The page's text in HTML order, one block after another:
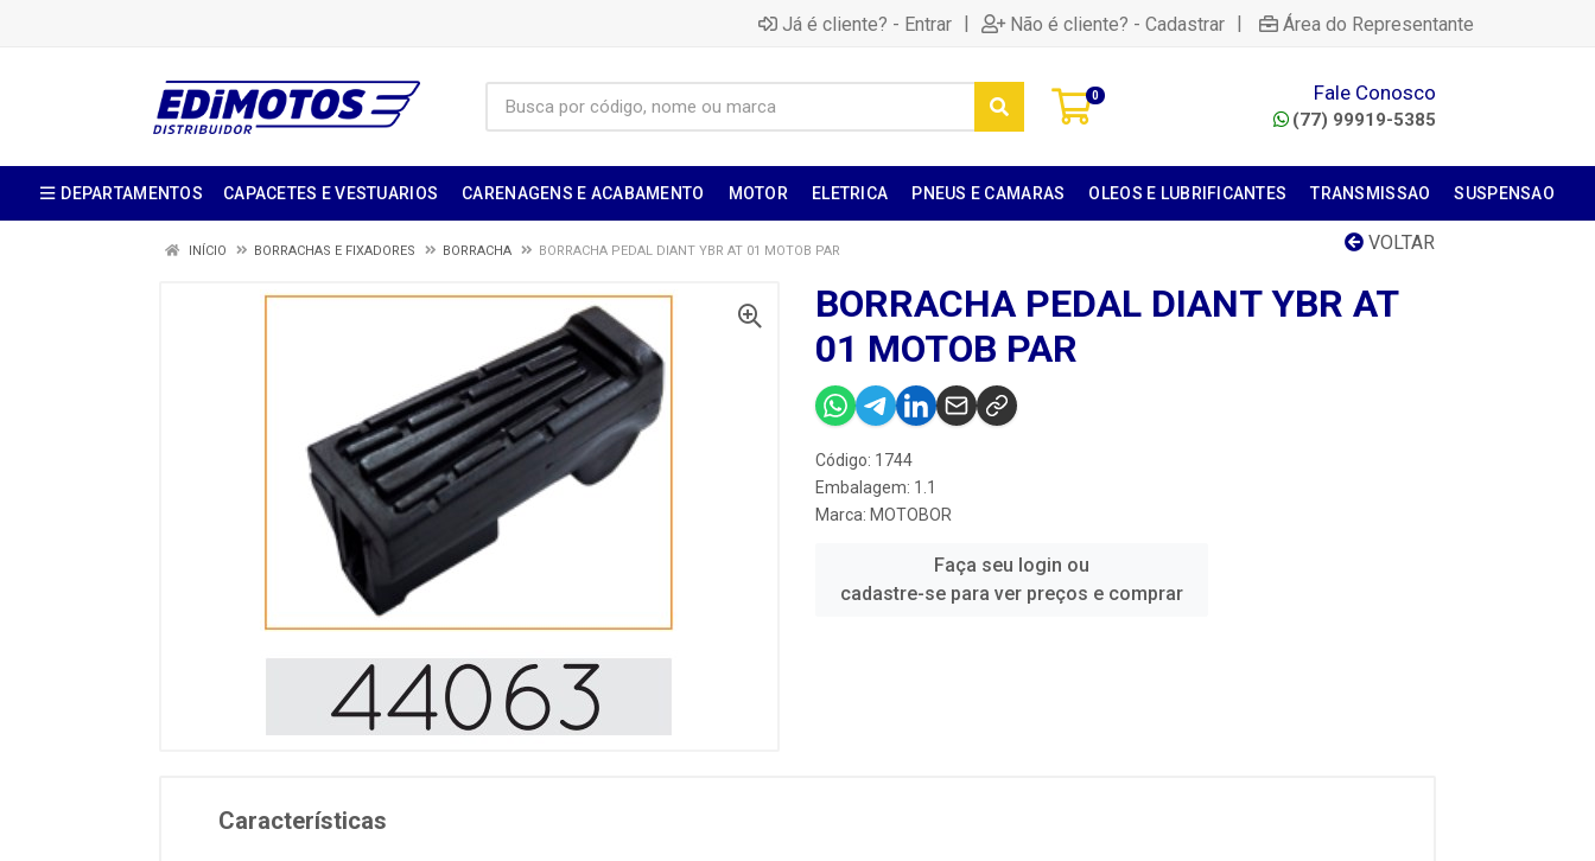
Já é cliente? - Entrar | Não é cliente? - Cadastrar | Área do Representante
0 Fale Conosco
(77) 99919-5385
DEPARTAMENTOS CAPACETES E VESTUARIOS CARENAGENS E ACABAMENTO MOTOR ELETRICA PNEUS E CAMARAS OLEOS E LUBRIFICANTES TRANSMISSAO SUSPENSAO
VOLTAR
INÍCIO BORRACHAS E FIXADORES BORRACHA BORRACHA PEDAL DIANT YBR AT 01 MOTOB PAR
BORRACHA PEDAL DIANT YBR AT
01 MOTOB PAR
Código: 1744
Embalagem: 1.1
Marca: MOTOBOR
Faça seu login ou
cadastre-se para ver preços e comprar
Características